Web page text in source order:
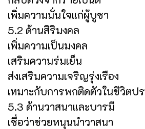
เพิ่มความมั่นใจแก่ผู้บูชา
5.2 ด้านสิริมงคล
เพิ่มความเป็นมงคล
เสริมความร่มเย็น
ส่งเสริมความเจริญรุ่งเรือง
เหมาะกับการพกติดตัวในชีวิตป
5.3 ด้านวาสนาและบารมี
เชื่อว่าช่วยหนุนนำวาสนา